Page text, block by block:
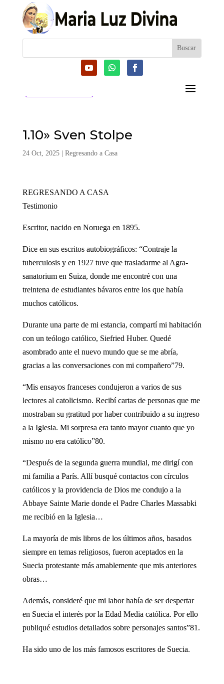
1.10» Sven Stolpe
24 Oct, 2025| Regresando a Casa
REGRESANDO A CASA
Testimonio
Escritor, nacido en Noruega en 1895.
Dice en sus escritos autobiográficos: “Contraje la
tuberculosis y en 1927 tuve que trasladarme al Agra-
sanatorium en Suiza, donde me encontré con una
treintena de estudiantes bávaros entre los que había
muchos católicos.
Durante una parte de mi estancia, compartí mi habitación
con un teólogo católico, Siefried Huber. Quedé
asombrado ante el nuevo mundo que se me abría,
gracias a las conversaciones con mi compañero”79.
“Mis ensayos franceses condujeron a varios de sus
lectores al catolicismo. Recibí cartas de personas que me
mostraban su gratitud por haber contribuido a su ingreso
a la Iglesia. Mi sorpresa era tanto mayor cuanto que yo
mismo no era católico”80.
“Después de la segunda guerra mundial, me dirigí con
mi familia a París. Allí busqué contactos con círculos
católicos y la providencia de Dios me condujo a la
Abbaye Sainte Marie donde el Padre Charles Massabki
me recibió en la Iglesia…
La mayoría de mis libros de los últimos años, basados
siempre en temas religiosos, fueron aceptados en la
Suecia protestante más amablemente que mis anteriores
obras…
Además, consideré que mi labor había de ser despertar
en Suecia el interés por la Edad Media católica. Por ello
publiqué estudios detallados sobre personajes santos”81.
Ha sido uno de los más famosos escritores de Suecia.